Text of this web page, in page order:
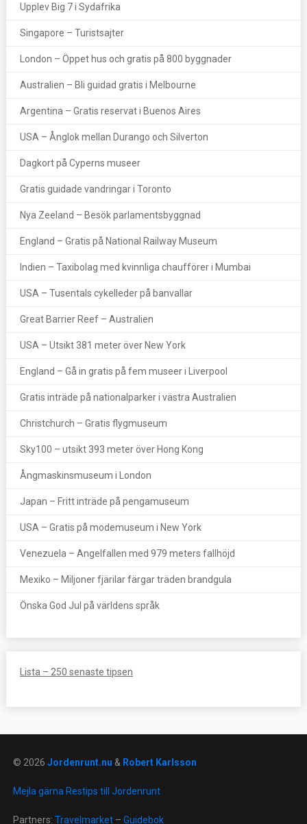
Upplev Big 7 i Sydafrika
Singapore – Turistsajter
London – Öppet hus och gratis på 800 byggnader
Australien – Bli guidad gratis i Melbourne
Argentina – Gratis reservat i Buenos Aires
USA – Ånglok mellan Durango och Silverton
Dagkort på Cyperns museer
Gratis guidade vandringar i Toronto
Nya Zeeland – Besök parlamentsbyggnad
England – Gratis på National Railway Museum
Indien – Taxibolag med kvinnliga chaufförer i Mumbai
USA – Tusentals cykelleder på banvallar
Great Barrier Reef – Australien
USA – Utsikt 381 meter över New York
England – Gå in gratis på fem museer i Liverpool
Gratis inträde på nationalparker i västra Australien
Christchurch – Gratis flygmuseum
Sky100 – utsikt 393 meter över Hong Kong
Ångmaskinsmuseum i London
Japan – Fritt inträde på pengamuseum
USA – Gratis på modemuseum i New York
Venezuela – Angelfallen med 979 meters fallhöjd
Mexiko – Miljoner fjärilar färgar träden brandgula
Önska God Jul på världens språk
Lista – 250 senaste tipsen
© 2026 Jordenrunt.nu & Robert Karlsson
Mejla gärna Restips till Jordenrunt
Partners: Travelmarket– Guidebok